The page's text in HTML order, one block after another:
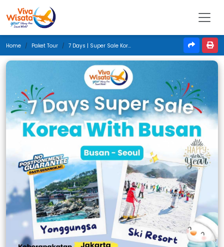
Home Paket Tour 7 Days | Super Sale Korea With Busan | Desember 2025 | Jakarta